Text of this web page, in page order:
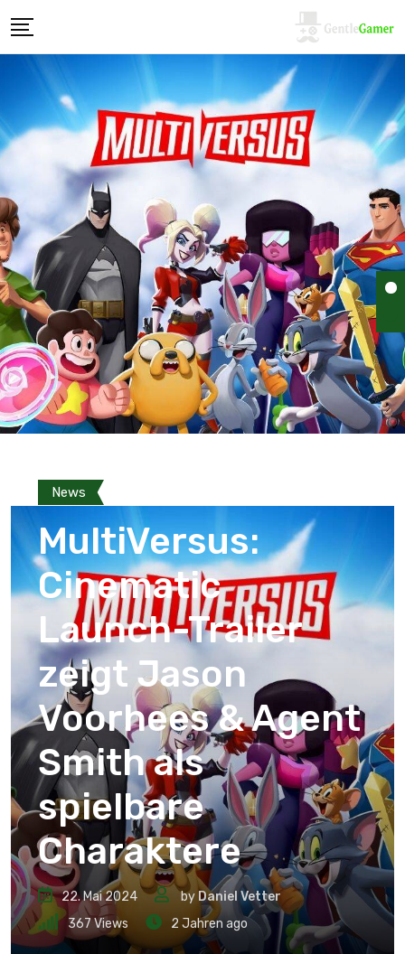
News
MultiVersus:
Cinematic
Launch-Trailer
zeigt Jason
Voorhees & Agent
Smith als
spielbare
Charaktere
22. Mai 2024 by Daniel Vetter
367 Views 2 Jahren ago